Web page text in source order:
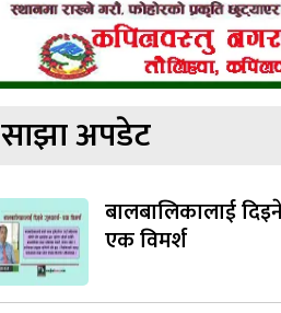
साझा अपडेट
बालबालिकालाई
एक विमर्श